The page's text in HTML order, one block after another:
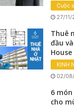
Cuộc
27/11/
Thuê
đầu
House
KINH
02/
6
cho